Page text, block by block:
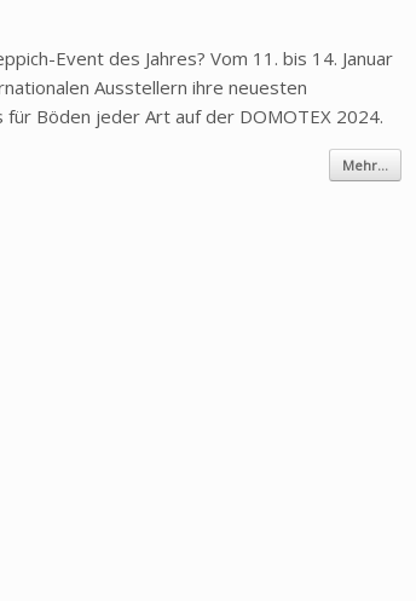
Event des Jahres? Vom 11. bis 14. Januar
Ausstellern ihre neuesten
Böden jeder Art auf der DOMOTEX 2024.
Mehr...